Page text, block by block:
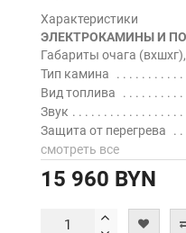
Характеристики
ЭЛЕКТРОКАМИНЫ И
Габариты очага
Тип камина
Вид топлива
Звук
Защита от перегрева
смотреть все
15 960 BYN